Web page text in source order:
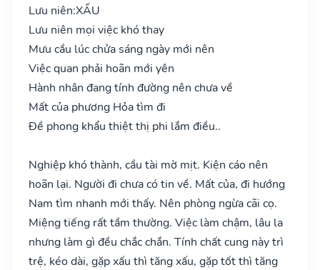
Lưu niên:XẤU
Lưu niên mọi việc khó thay
Mưu cầu lúc chửa sáng ngày mới nên
Việc quan phải hoãn mới yên
Hành nhân đang tính đường nên chưa về
Mất của phương Hỏa tìm đi
Đề phong khẩu thiệt thị phi lắm điều..
Nghiệp khó thành, cầu tài mờ mịt. Kiện cáo nên
hoãn lại. Người đi chưa có tin về. Mất của, đi hướng
Nam tìm nhanh mới thấy. Nên phòng ngừa cãi cọ.
Miệng tiếng rất tầm thường. Việc làm chậm, lâu la
nhưng làm gì đều chắc chắn. Tính chất cung này trì
trệ, kéo dài, gặp xấu thì tăng xấu, gặp tốt thì tăng